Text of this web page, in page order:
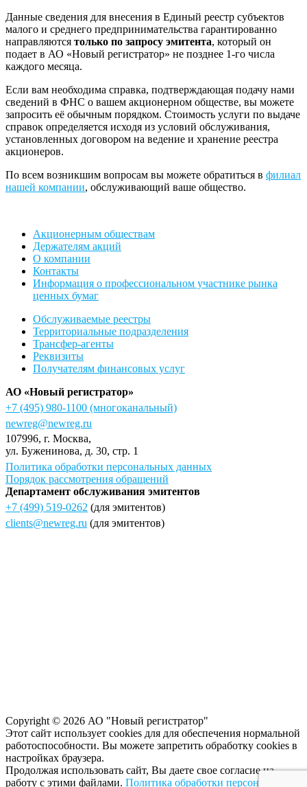
Данные сведения для внесения в Единый реестр субъектов
малого и среднего предпринимательства гарантированно
направляются только по запросу эмитента, который он
подает в АО «Новый регистратор» не позднее 1-го числа
каждого месяца.
Если вам необходима справка, подтверждающая подачу нами
сведений в ФНС о вашем акционерном обществе, вы можете
запросить её обычным порядком. Стоимость услуги по выдаче
справок определяется исходя из условий обслуживания,
установленных договором на ведение и хранение реестра
акционеров.
По всем возникшим вопросам вы можете обратиться в филиал
нашей компании, обслуживающий ваше общество.
Акционерным обществам
Держателям акций
О компании
Контакты
Информация о профессиональном участнике рынка
ценных бумаг
Обслуживаемые реестры
Территориальные подразделения
Трансфер-агенты
Реквизиты
Получателям финансовых услуг
АО «Новый регистратор»
+7 (495) 980-1100 (многоканальный)
newreg@newreg.ru
107996, г. Москва,
ул. Буженинова, д. 30, стр. 1
Политика обработки персональных данных
Порядок рассмотрения обращений
Департамент обслуживания эмитентов
+7 (499) 519-0262 (для эмитентов)
clients@newreg.ru (для эмитентов)
Copyright © 2026 АО "Новый регистратор"
Этот сайт использует cookies для для обеспечения нормальной
работоспособности. Вы можете запретить обработку сookies в
настройках браузера.
Продолжая использовать сайт, Вы даете свое согласие на
работу с этими файлами. Политика обработки персональных